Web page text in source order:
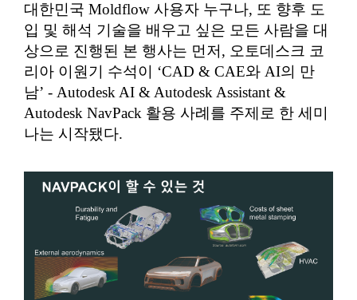
대한민국 Moldflow 사용자 누구나, 또 향후 도
입 및 해석 기술을 배우고 싶은 모든 사람을 대
상으로 진행된 본 행사는 먼저, 오토데스크 코
리아 이원기 수석이 ‘CAD & CAE와 AI의 만
남’ - Autodesk AI & Autodesk Assistant &
Autodesk NavPack 활용 사례를 주제로 한 세미
나는 시작됐다.